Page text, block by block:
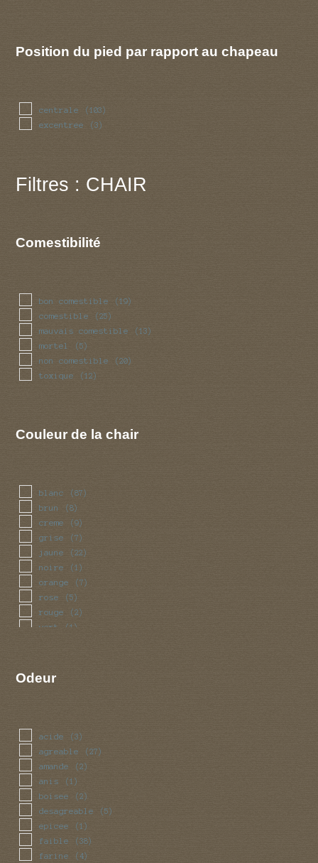
Position du pied par rapport au chapeau
centrale (103)
excentree (3)
Filtres : CHAIR
Comestibilité
bon comestible (19)
comestible (25)
mauvais comestible (13)
mortel (5)
non comestible (20)
toxique (12)
Couleur de la chair
blanc (87)
brun (8)
creme (9)
grise (7)
jaune (22)
noire (1)
orange (7)
rose (5)
rouge (2)
vert (1)
Odeur
acide (3)
agreable (27)
amande (2)
anis (1)
boisee (2)
desagreable (5)
epicee (1)
faible (38)
farine (4)